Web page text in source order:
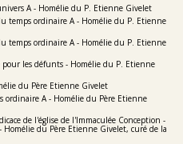
A - Homélie du P. Etienne Givelet
temps ordinaire A - Homélie du P. Etienne
temps ordinaire A - Homélie du P. Etienne
les défunts - Homélie du P. Etienne
du Père Etienne Givelet
ordinaire A - Homélie du Père Etienne
de l'église de l'Immaculée Conception -
du Père Etienne Givelet, curé de la